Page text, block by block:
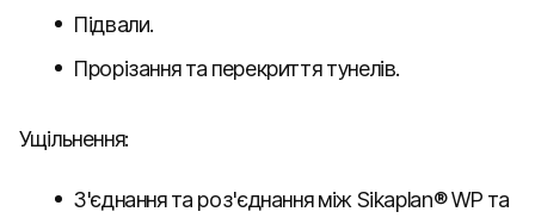
Підвали.
Прорізання та перекриття тунелів.
Ущільнення:
З'єднання та роз'єднання між Sikaplan® WP та